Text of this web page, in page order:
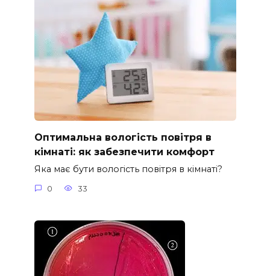
Оптимальна вологість повітря в
кімнаті: як забезпечити комфорт
Яка має бути вологість повітря в кімнаті?
0 33